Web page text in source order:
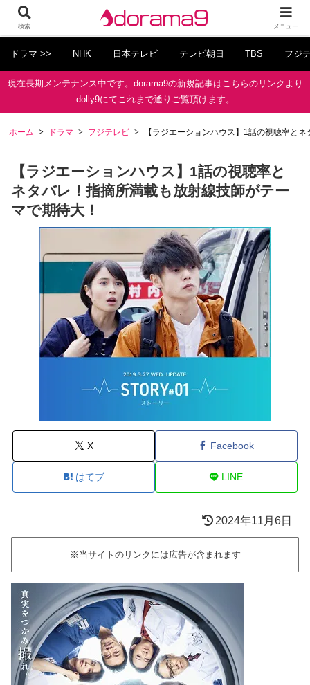
ドラマ >> NHK 日本テレビ テレビ朝日 TBS フジ
現在長期メンテナンス中です。dorama9の新規記事はこちらのリンクより
dolly9にてこれまで通りご覧頂けます。
ホーム ドラマ フジテレビ 【ラジエーションハウス】1話の視聴率と
【ラジエーションハウス】1話の視聴率と
ネタバレ！指摘所満載も放射線技師がテー
マで期待大！
X Facebook
はてブ LINE
2024年11月6日
※当サイトのリンクには広告が含まれます
検索 メニュー